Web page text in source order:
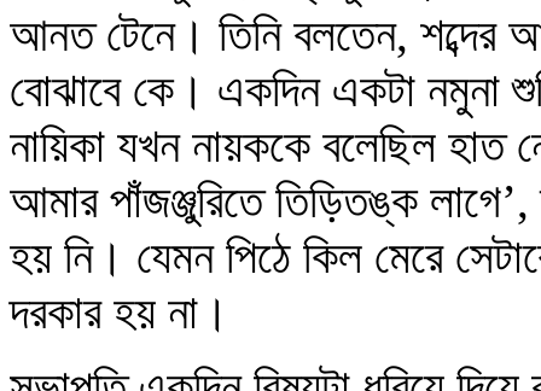
আনত টেনে। তিনি বলতেন, শব্দের
বোঝাবে কে। একদিন একটা নমুনা
নায়িকা যখন নায়ককে বলেছিল হাত
আমার পাঁজঞ্জুরিতে তিড়িতঙ্ক
হয় নি। যেমন পিঠে কিল মেরে
দরকার হয় না।